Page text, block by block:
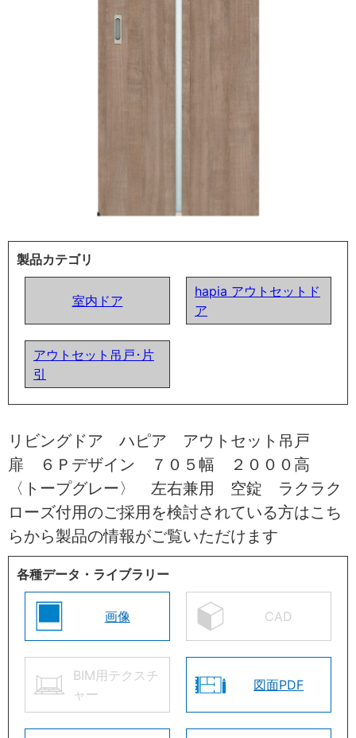
製品カテゴリ
室内ドア
hapia アウトセットド
ア
アウトセット吊戸･片
引
リビングドア ハピア アウトセット吊戸
扉 ６Ｐデザイン ７０５幅 ２０００高
〈トープグレー〉 左右兼用 空錠 ラクラク
ローズ付用のご採用を検討されている方はこち
らから製品の情報がご覧いただけます
各種データ・ライブラリー
画像 CAD
BIM用テクスチ
ャー
図面PDF